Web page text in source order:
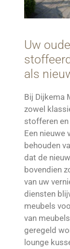
Uw
als
Bij Dijkema
zowel
stofferen en
Een nieuwe
behouden
dat de
bovendien
van uw
diensten
meubels
van
geregeld
lounge